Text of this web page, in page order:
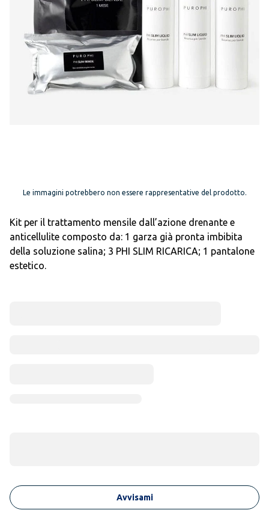
Le immagini potrebbero non essere rappresentative del prodotto.
Kit per il trattamento mensile dall’azione drenante e
anticellulite composto da: 1 garza già pronta imbibita
della soluzione salina; 3 PHI SLIM RICARICA; 1 pantalone
estetico.
Avvisami